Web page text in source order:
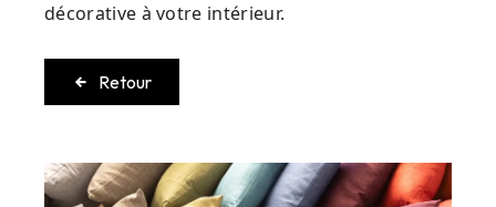
décorative à votre intérieur.
Retour